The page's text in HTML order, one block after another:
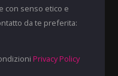
con senso etico e
da te preferita:
Privacy Policy